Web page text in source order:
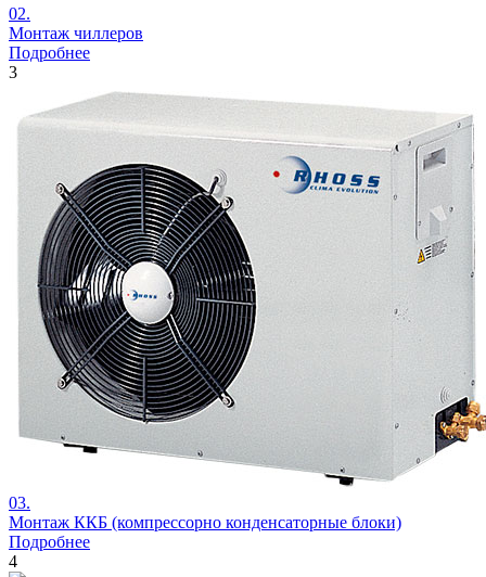
02.
Монтаж чиллеров
Подробнее
3
03.
Монтаж ККБ (компрессорно конденсаторные блоки)
Подробнее
4